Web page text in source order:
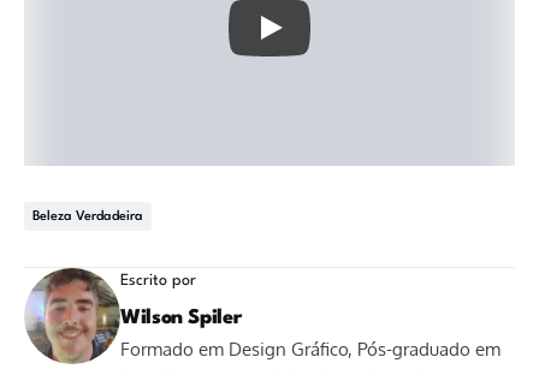
Beleza Verdadeira
Escrito por
Wilson Spiler
Formado em Design Gráfico, Pós-graduado em